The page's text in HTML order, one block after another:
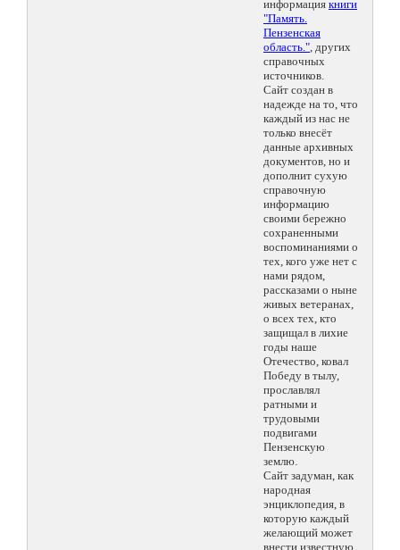
информация книги
"Память.
Пензенская
область.", других
справочных
источников.
Сайт создан в
надежде на то, что
каждый из нас не
только внесёт
данные архивных
документов, но и
дополнит сухую
справочную
информацию
своими бережно
сохраненными
воспоминаниями о
тех, кого уже нет с
нами рядом,
рассказами о ныне
живых ветеранах,
о всех тех, кто
защищал в лихие
годы наше
Отечество, ковал
Победу в тылу,
прославлял
ратными и
трудовыми
подвигами
Пензенскую
землю.
Сайт задуман, как
народная
энциклопедия, в
которую каждый
желающий может
внести известную